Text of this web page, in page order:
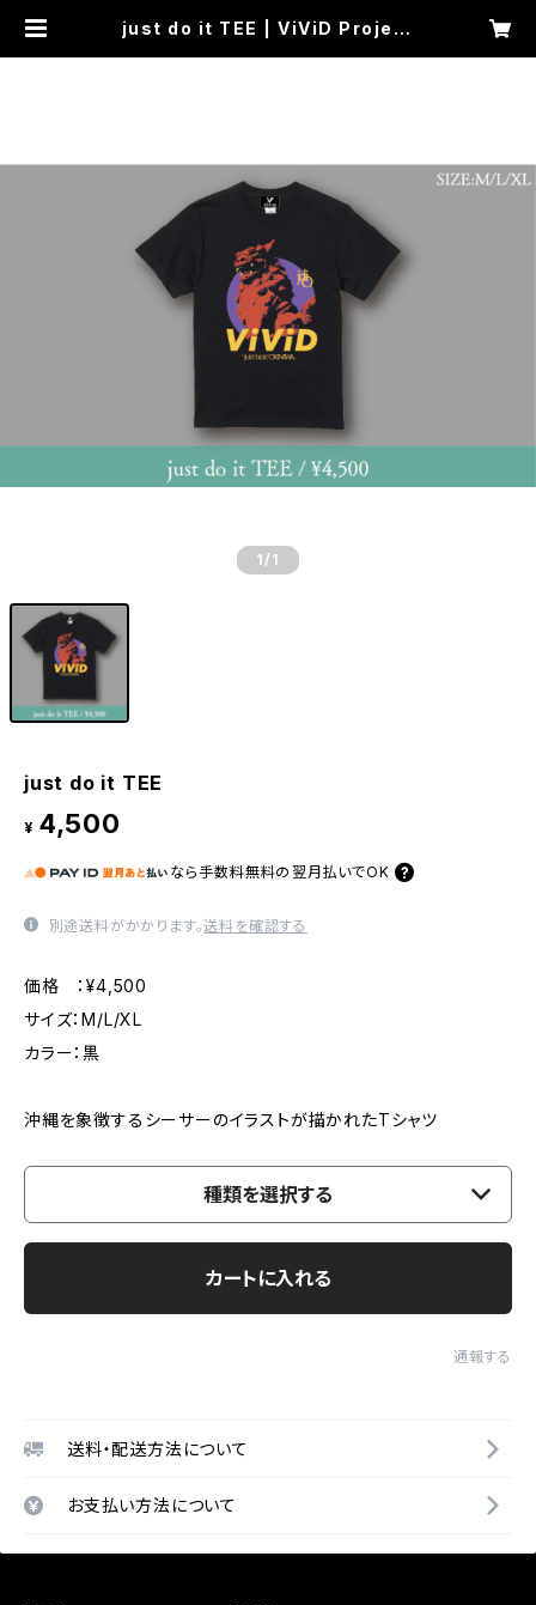
just do it TEE | ViViD Project
1 /1
just do it TEE
¥ 4,500
なら 手数料無料の 翌月払いでOK
別途送料がかかります。送料を確認する
価格 ：¥4,500
サイズ：M/L/XL
カラー：黒
沖縄を象徴するシーサーのイラストが描かれたTシャツ
種類を選択する
カートに入れる
通報する
送料・配送方法について
お支払い方法について